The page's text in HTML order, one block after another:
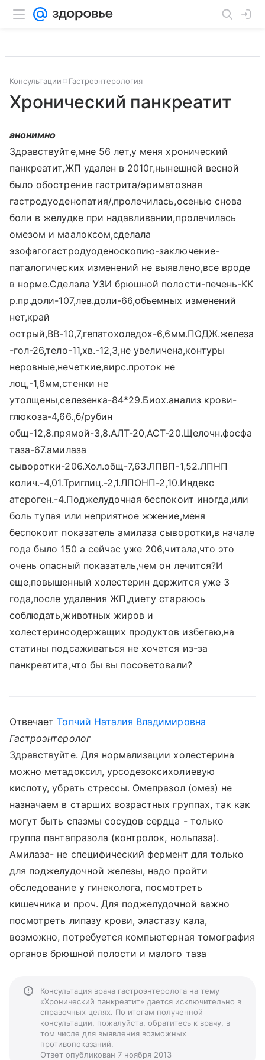
Консультации Гастроэнтерология
Хронический панкреатит
анонимно
Здравствуйте,мне 56 лет,у меня хронический
панкреатит,ЖП удален в 2010г,нынешней весной
было обострение гастрита/эриматозная
гастродуоденопатия/,пролечилась,осенью снова
боли в желудке при надавливании,пролечилась
омезом и маалоксом,сделала
эзофагогастродуоденоскопию-заключение-
паталогических изменений не выявлено,все вроде
в норме.Сделала УЗИ брюшной полости-печень-КК
р.пр.доли-107,лев.доли-66,объемных изменений
нет,край
острый,ВВ-10,7,гепатохоледох-6,6мм.ПОДЖ.железа
-гол-26,тело-11,хв.-12,3,не увеличена,контуры
неровные,нечеткие,вирс.проток не
лоц,-1,6мм,стенки не
утолщены,селезенка-84*29.Биох.анализ крови-
глюкоза-4,66.,б/рубин
общ-12,8.прямой-3,8.АЛТ-20,АСТ-20.Щелочн.фосфа
таза-67.амилаза
сыворотки-206.Хол.общ-7,63.ЛПВП-1,52.ЛПНП
колич.-4,01.Триглиц.-2,1.ЛПОНП-2,10.Индекс
атероген.-4.Поджелудочная беспокоит иногда,или
боль тупая или неприятное жжение,меня
беспокоит показатель амилаза сыворотки,в начале
года было 150 а сейчас уже 206,читала,что это
очень опасный показатель,чем он лечится?И
еще,повышенный холестерин держится уже 3
года,после удаления ЖП,диету стараюсь
соблюдать,животных жиров и
холестеринсодержащих продуктов избегаю,на
статины подсаживаться не хочется из-за
панкреатита,что бы вы посоветовали?
ОтвечаетТопчий Наталия Владимировна
Гастроэнтеролог
Здравствуйте. Для нормализации холестерина
можно метадоксил, урсодезоксихолиевую
кислоту, убрать стрессы. Омепразол (омез) не
назначаем в старших возрастных группах, так как
могут быть спазмы сосудов сердца - только
группа пантапразола (контролок, нольпаза).
Амилаза- не специфический фермент для только
для поджелудочной железы, надо пройти
обследование у гинеколога, посмотреть
кишечника и проч. Для поджелудочной важно
посмотреть липазу крови, эластазу кала,
возможно, потребуется компьютерная томография
органов брюшной полости и малого таза
Консультация врача гастроэнтеролога на тему
«Хронический панкреатит» дается исключительно в
справочных целях. По итогам полученной
консультации, пожалуйста, обратитесь к врачу, в
том числе для выявления возможных
противопоказаний.
Ответ опубликован 7 ноября 2013